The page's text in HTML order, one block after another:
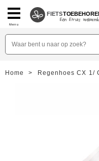
Menu
FIETS
Home > Regenhoes CX 1/